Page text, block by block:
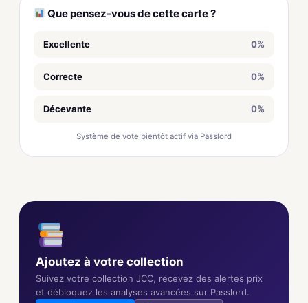
Que pensez-vous de cette carte ?
Excellente 0%
Correcte 0%
Décevante 0%
Système de vote bientôt actif via Passlord
Ajoutez à votre collection
Suivez votre collection JCC, recevez des alertes prix
et débloquez les analyses avancées sur Passlord.